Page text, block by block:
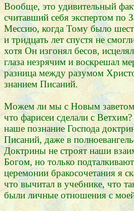
Вообще, это удивительный
считавший себя экспертом по
Мессию, когда Тому было
и тридцать лет спустя не
хотя Он изгонял бесов,
глаза незрячим и воскрешал
разница между разумом
знанием Писаний.
Можем ли мы с Новым заветом
что фарисеи сделали с
наше познание Господа
Писаний, даже в
Доктрины не строят наши
Богом, но только
церемонии бракосочетания я
что вычитал в учебнике, что
были личные отношения с